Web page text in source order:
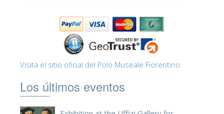
Visita el sitio oficial del Polo Museale Fiorentino.
Los últimos eventos